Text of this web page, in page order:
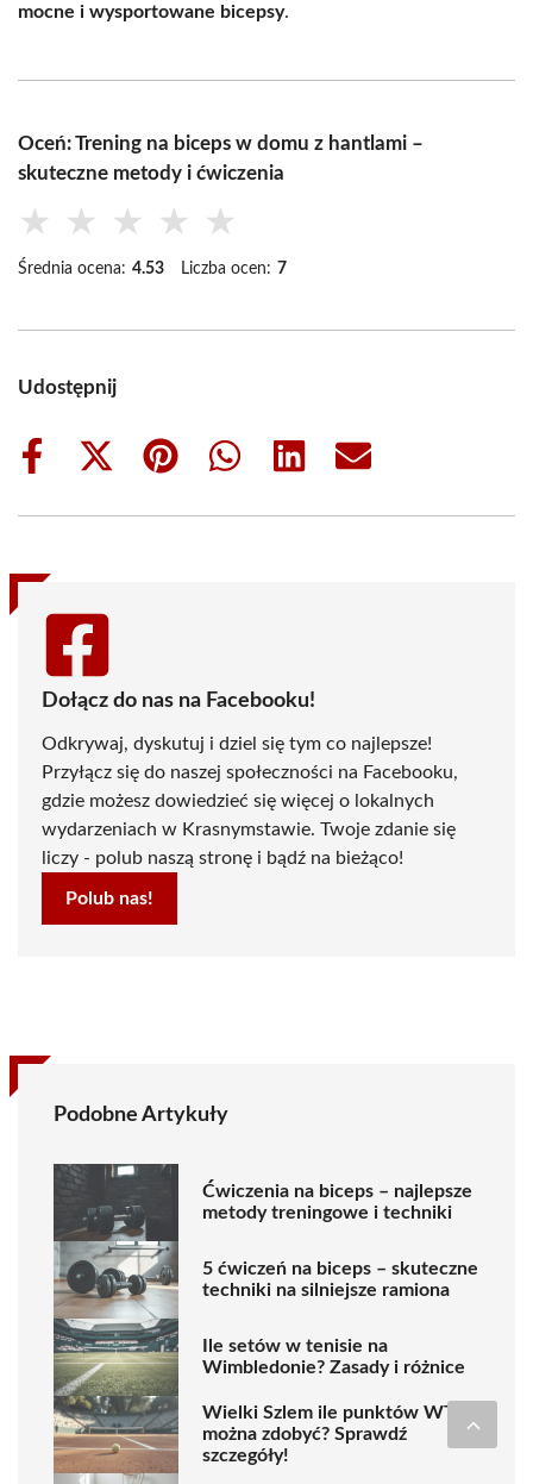
mocne i wysportowane bicepsy.
Oceń: Trening na biceps w domu z hantlami –
skuteczne metody i ćwiczenia
★ ★ ★ ★ ★
Średnia ocena: 4.53 Liczba ocen: 7
Udostępnij
Share
Share
(Twitter)
Share
Share
Share
Share
Dołącz do nas na Facebooku!
Odkrywaj, dyskutuj i dziel się tym co najlepsze!
Przyłącz się do naszej społeczności na Facebooku,
gdzie możesz dowiedzieć się więcej o lokalnych
wydarzeniach w Krasnymstawie. Twoje zdanie się
liczy - polub naszą stronę i bądź na bieżąco!
Polub nas!
Podobne Artykuły
Ćwiczenia na biceps – najlepsze
metody treningowe i techniki
5 ćwiczeń na biceps – skuteczne
techniki na silniejsze ramiona
Ile setów w tenisie na
Wimbledonie? Zasady i różnice
Wielki Szlem ile punktów WTA
można zdobyć? Sprawdź
szczegóły!